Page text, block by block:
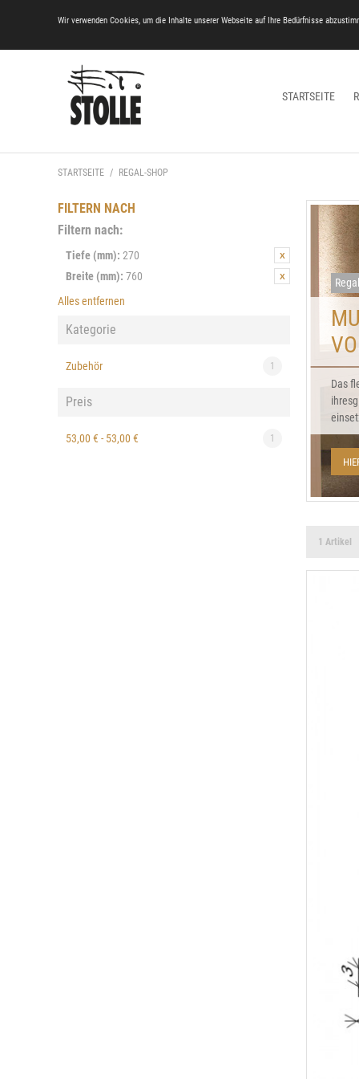
STARTSEITE
STARTSEITE / REGAL-SHOP
FILTERN NACH
Filtern nach:
Tiefe (mm): 270
Breite (mm): 760
Alles entfernen
Kategorie
Zubehör 1
Preis
53,00 €-53,00 € 1
Das
1 Artikel
Wir verwenden Cookies, um die Inhalte unserer Webseite auf Ihre Bedürfnisse